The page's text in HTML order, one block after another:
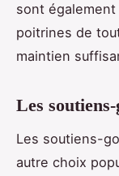
sont
poitrines de
maintien
Les
Les soutiens-
autre choix